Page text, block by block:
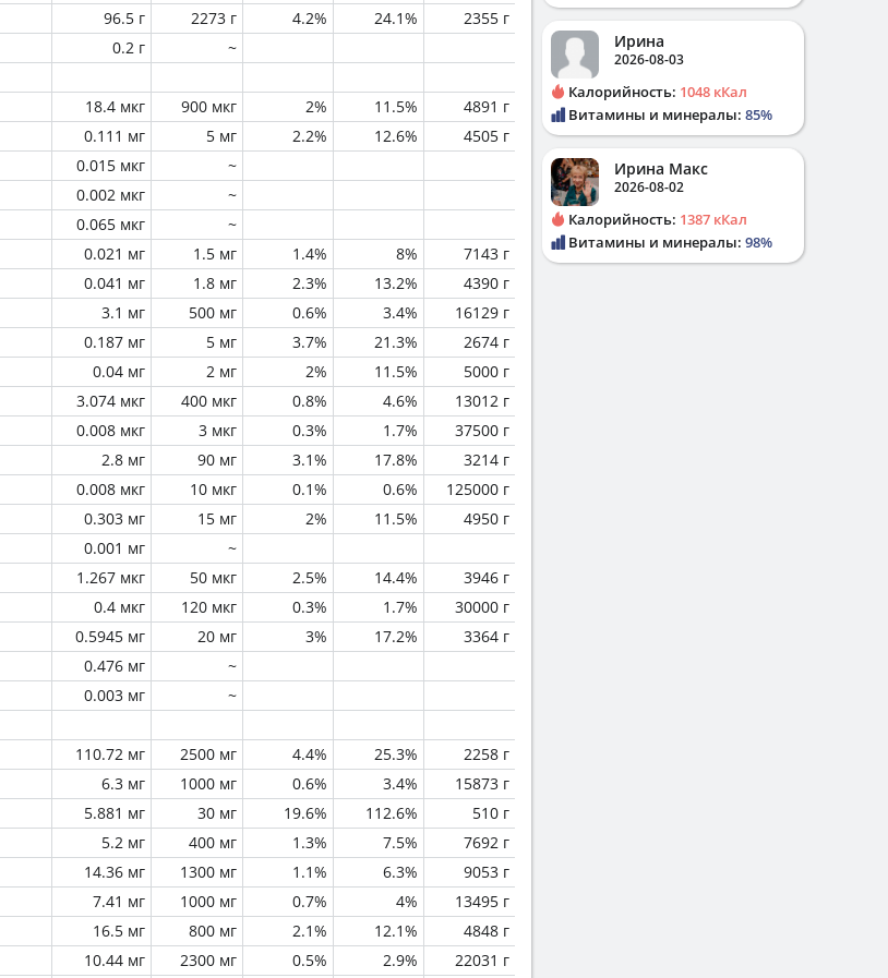
96.5 г 2273 г 4.2% 24.1%
2355 г
0.2 г ~
18.4 мкг 900 мкг 2% 11.5%
4891 г
0.111 мг 5 мг 2.2% 12.6%
4505 г
0.015 мкг
~
0.002 мкг
~
0.065 мкг
~
0.021 мг 1.5 мг 1.4% 8%
7143 г
0.041 мг 1.8 мг 2.3% 13.2%
4390 г
3.1 мг 500 мг 0.6% 3.4%
16129 г
0.187 мг 5 мг 3.7% 21.3%
2674 г
0.04 мг 2 мг 2% 11.5%
5000 г
3.074 мкг 400 мкг 0.8% 4.6%
13012 г
0.008 мкг 3 мкг 0.3% 1.7%
37500 г
2.8 мг 90 мг 3.1% 17.8%
3214 г
0.008 мкг 10 мкг 0.1% 0.6%
125000 г
0.303 мг 15 мг 2% 11.5%
4950 г
0.001 мг
~
1.267 мкг 50 мкг 2.5% 14.4%
3946 г
0.4 мкг 120 мкг 0.3% 1.7%
30000 г
0.5945 мг 20 мг 3% 17.2%
3364 г
0.476 мг
~
0.003 мг ~
110.72 мг 2500 мг 4.4% 25.3%
2258 г
6.3 мг 1000 мг 0.6% 3.4%
15873 г
5.881 мг 30 мг 19.6% 112.6%
510 г
5.2 мг 400 мг 1.3% 7.5%
7692 г
14.36 мг 1300 мг 1.1% 6.3%
9053 г
7.41 мг 1000 мг 0.7% 4%
13495 г
16.5 мг 800 мг 2.1% 12.1%
4848 г
10.44 мг 2300 мг 0.5% 2.9% 22031 г
Ирина
2026-08-03
Калорийность: 1048 кКал
Витамины и минералы: 85%
Ирина Макс
2026-08-02
Калорийность: 1387 кКал
Витамины и минералы: 98%